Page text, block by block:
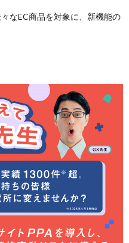
なEC商品を対象に、新機能の